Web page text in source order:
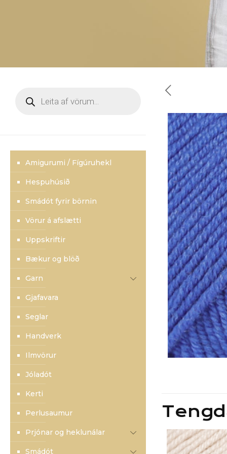
search
Amigurumi / Fígúruhekl
Hespuhúsið
Smádót fyrir börnin
Vörur á afslætti
Uppskriftir
Bækur og blöð
Garn
Gjafavara
Seglar
Handverk
Ilmvörur
Jóladót
Kerti
Perlusaumur
Prjónar og heklunálar
Smádót